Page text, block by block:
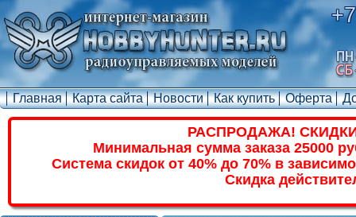
Главная Карта сайта Новости Как купить Оферта
РАСПРОДАЖА!
Минимальная сумма заказа 25000
Система скидок от 40% до 70% в
Скидка